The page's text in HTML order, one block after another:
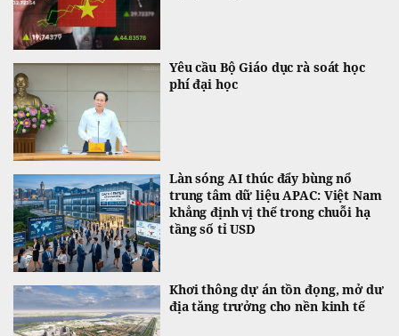
Yêu cầu Bộ Giáo dục rà soát học
phí đại học
Làn sóng AI thúc đẩy bùng nổ
trung tâm dữ liệu APAC: Việt Nam
khẳng định vị thế trong chuỗi hạ
tầng số tỉ USD
Khơi thông dự án tồn đọng, mở dư
địa tăng trưởng cho nền kinh tế